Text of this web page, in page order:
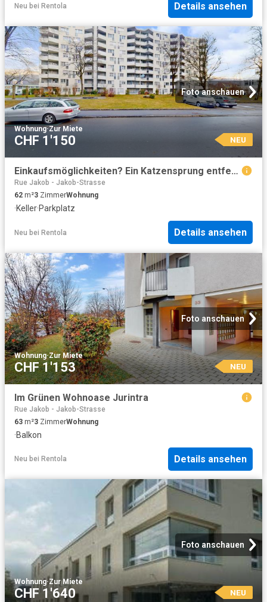
Neu bei Rentola Details ansehen
Foto anschauen
Wohnung·Zur Miete
CHF 1'150 NEU
Einkaufsmöglichkeiten? Ein Katzensprung entfernt
Rue Jakob - Jakob-Strasse
62 m²3 ZimmerWohnung
·Keller·Parkplatz
Neu bei Rentola Details ansehen
Foto anschauen
Wohnung·Zur Miete
CHF 1'153 NEU
Im Grünen Wohnoase Jurintra
Rue Jakob - Jakob-Strasse
63 m²3 ZimmerWohnung
·Balkon
Neu bei Rentola Details ansehen
Foto anschauen
Wohnung·Zur Miete
CHF 1'640 NEU